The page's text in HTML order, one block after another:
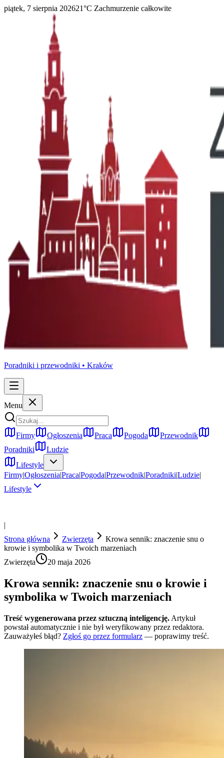
piątek, 7 sierpnia 202621°C Zachmurzenie całkowite
Poradniki i przewodniki • Kraków
Menu
Firmy Ogłoszenia Praca Pogoda
Przewodnik
Poradniki
Ludzie
Lifestyle
Firmy|Ogłoszenia|Praca|Pogoda|Przewodnik|Poradniki|Ludzie|
Lifestyle
|
Strona główna
Zwierzęta
Krowa sennik: znaczenie snu o
krowie i symbolika w Twoich marzeniach
Zwierzęta
20 maja 2026
Krowa sennik: znaczenie snu o krowie i
symbolika w Twoich marzeniach
Treść wygenerowana przez sztuczną inteligencję. Artykuł
powstał automatycznie i nie był weryfikowany przez redaktora.
Zauważyłeś błąd? Zgłoś go przez formularz — poprawimy treść.